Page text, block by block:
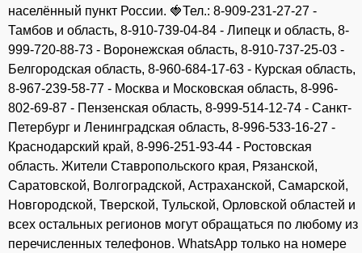
населённый пункт России. 🍓Тел.: 8-909-231-27-27 -
Тамбов и область, 8-910-739-04-84 - Липецк и область, 8-
999-720-88-73 - Воронежская область, 8-910-737-25-03 -
Белгородская область, 8-960-684-17-63 - Курская область,
8-967-239-58-77 - Москва и Московская область, 8-996-
802-69-87 - Пензенская область, 8-999-514-12-74 - Санкт-
Петербург и Ленинградская область, 8-996-533-16-27 -
Краснодарский край, 8-996-251-93-44 - Ростовская
область. Жители Ставропольского края, Рязанской,
Саратовской, Волгоградской, Астраханской, Самарской,
Новгородской, Тверской, Тульской, Орловской областей и
всех остальных регионов могут обращаться по любому из
перечисленных телефонов. WhatsApp только на номере